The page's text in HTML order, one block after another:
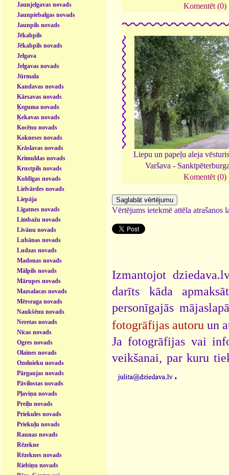
Jaunjelgavas novads
Jaunpiebalgas novads
Jaunpils novads
Jēkabpils
Jēkabpils novads
Jelgava
Jelgavas novads
Jūrmala
Kandavas novads
Kārsavas novads
Ķeguma novads
Ķekavas novads
Kocēnu novads
Kokneses novads
Krāslavas novads
Krimuldas novads
Krustpils novads
Kuldīgas novads
Lielvārdes novads
Liepāja
Līgatnes novads
Limbažu novads
Līvānu novads
Lubānas novads
Ludzas novads
Madonas novads
Mālpils novads
Mārupes novads
Mazsalacas novads
Mērsraga novads
Naukšēnu novads
Neretas novads
Nīcas novads
Ogres novads
Olaines novads
Ozolnieku novads
Pārgaujas novads
Pāvilostas novads
Pļaviņu novads
Preiļu novads
Priekules novads
Priekuļu novads
Raunas novads
Rēzekne
Rēzeknes novads
Riebiņu novads
Komentēt (0)
Liepu un papeļu aleja
Varšava -
Komentēt (0)
Vērtējums ietekmē attēla atrašanos
Izmantojot
darīts kāda
personīgajās
fotogrāfijas autoru un
Ja fotogrāfijas vai
veikšanai, par kuru
.